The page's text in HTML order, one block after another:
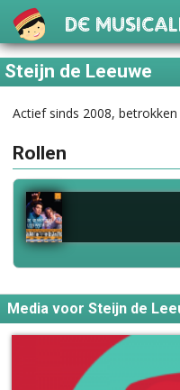
De
Steijn de Leeuwe
Actief sinds 2008,
Rollen
Media voor Steijn de